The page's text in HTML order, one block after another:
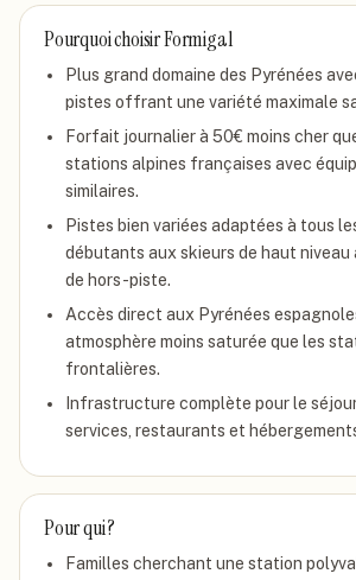
Pourquoi choisirFormigal
Plus grand domaine des Pyrénées
pistes offrant une variété maximale
Forfait journalier à 50€ moins cher
stations alpines françaises avec
similaires.
Pistes bien variées adaptées à tous
débutants aux skieurs de haut niveau
de hors-piste.
Accès direct aux Pyrénées
atmosphère moins saturée que les
frontalières.
Infrastructure complète pour le
services, restaurants et
Pour qui ?
Familles cherchant une station